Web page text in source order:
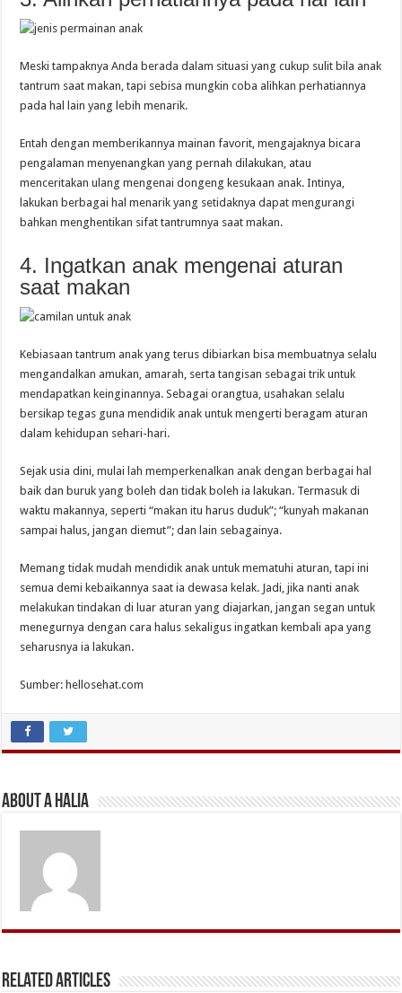
Meski tampaknya Anda berada dalam situasi yang cukup sulit bila anak
tantrum saat makan, tapi sebisa mungkin coba alihkan perhatiannya
pada hal lain yang lebih menarik.
Entah dengan memberikannya mainan favorit, mengajaknya bicara
pengalaman menyenangkan yang pernah dilakukan, atau
menceritakan ulang mengenai dongeng kesukaan anak. Intinya,
lakukan berbagai hal menarik yang setidaknya dapat mengurangi
bahkan menghentikan sifat tantrumnya saat makan.
4. Ingatkan anak mengenai aturan
saat makan
Kebiasaan tantrum anak yang terus dibiarkan bisa membuatnya selalu
mengandalkan amukan, amarah, serta tangisan sebagai trik untuk
mendapatkan keinginannya. Sebagai orangtua, usahakan selalu
bersikap tegas guna mendidik anak untuk mengerti beragam aturan
dalam kehidupan sehari-hari.
Sejak usia dini, mulai lah memperkenalkan anak dengan berbagai hal
baik dan buruk yang boleh dan tidak boleh ia lakukan. Termasuk di
waktu makannya, seperti “makan itu harus duduk”; “kunyah makanan
sampai halus, jangan diemut”; dan lain sebagainya.
Memang tidak mudah mendidik anak untuk mematuhi aturan, tapi ini
semua demi kebaikannya saat ia dewasa kelak. Jadi, jika nanti anak
melakukan tindakan di luar aturan yang diajarkan, jangan segan untuk
menegurnya dengan cara halus sekaligus ingatkan kembali apa yang
seharusnya ia lakukan.
Sumber: hellosehat.com
About A Halia
Related Articles